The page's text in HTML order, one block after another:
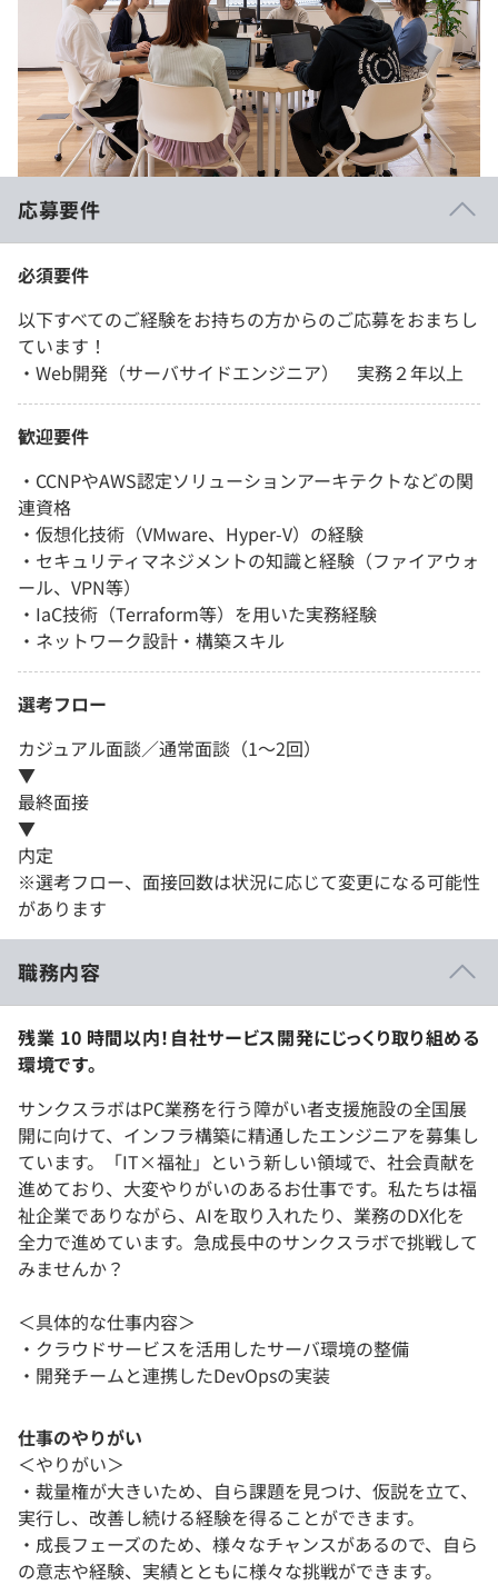
応募要件
必須要件
以下すべてのご経験をお持ちの方からのご応募をおまちし
ています！
・Web開発（サーバサイドエンジニア） 実務２年以上
歓迎要件
・CCNPやAWS認定ソリューションアーキテクトなどの関
連資格
・仮想化技術（VMware、Hyper-V）の経験
・セキュリティマネジメントの知識と経験（ファイアウォ
ール、VPN等）
・IaC技術（Terraform等）を用いた実務経験
・ネットワーク設計・構築スキル
選考フロー
カジュアル面談／通常面談（1～2回）
▼
最終面接
▼
内定
※選考フロー、面接回数は状況に応じて変更になる可能性
があります
職務内容
残業 10 時間以内！自社サービス開発にじっくり取り組める
環境です。
サンクスラボはPC業務を行う障がい者支援施設の全国展
開に向けて、インフラ構築に精通したエンジニアを募集し
ています。「IT×福祉」という新しい領域で、社会貢献を
進めており、大変やりがいのあるお仕事です。私たちは福
祉企業でありながら、AIを取り入れたり、業務のDX化を
全力で進めています。急成長中のサンクスラボで挑戦して
みませんか？
＜具体的な仕事内容＞
・クラウドサービスを活用したサーバ環境の整備
・開発チームと連携したDevOpsの実装
仕事のやりがい
＜やりがい＞
・裁量権が大きいため、自ら課題を見つけ、仮説を立て、
実行し、改善し続ける経験を得ることができます。
・成長フェーズのため、様々なチャンスがあるので、自ら
の意志や経験、実績とともに様々な挑戦ができます。